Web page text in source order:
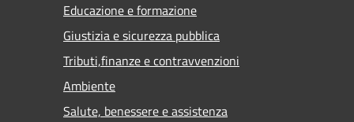
Educazione e formazione
Giustizia e sicurezza pubblica
Tributi,finanze e contravvenzioni
Ambiente
Salute, benessere e assistenza